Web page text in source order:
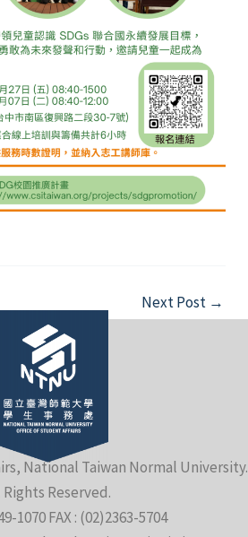
Next Post →
National Taiwan Normal University.
Reserved.
1070 FAX : (02)2363-5704